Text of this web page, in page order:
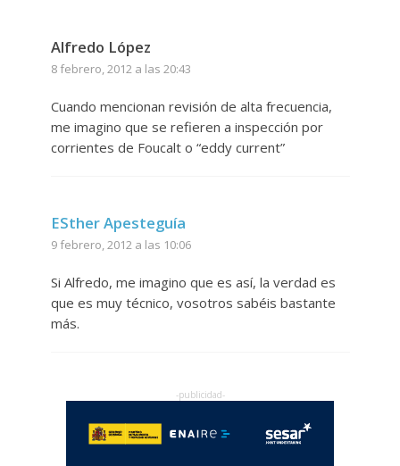
Alfredo López
8 febrero, 2012 a las 20:43
Cuando mencionan revisión de alta frecuencia,
me imagino que se refieren a inspección por
corrientes de Foucalt o “eddy current”
ESther Apesteguía
9 febrero, 2012 a las 10:06
Si Alfredo, me imagino que es así, la verdad es
que es muy técnico, vosotros sabéis bastante
más.